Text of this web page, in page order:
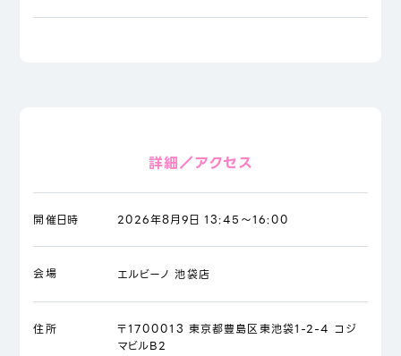
詳細／アクセス
開催日時 2026年8月9日 13:45～16:00
会場 エルビーノ 池袋店
住所
〒1700013 東京都豊島区東池袋1-2-4 コジ
マビルB2